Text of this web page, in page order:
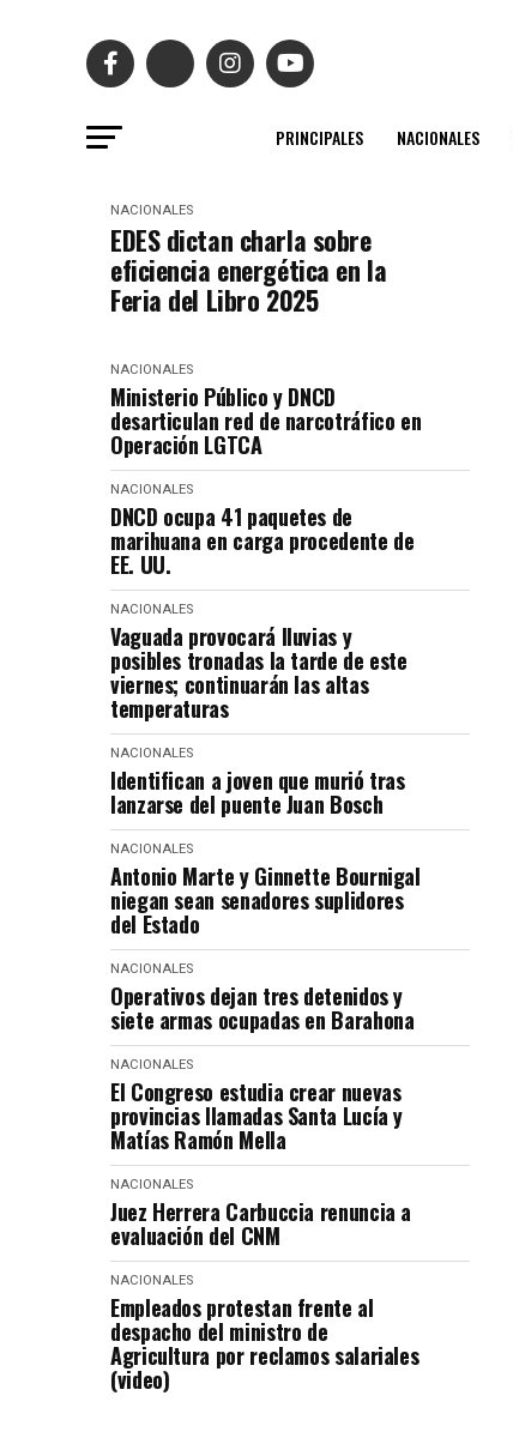
PRINCIPALES NACIONALES
NACIONALES
EDES dictan charla sobre
eficiencia energética en la
Feria del Libro 2025
NACIONALES
Ministerio Público y DNCD
desarticulan red de narcotráfico en
Operación LGTCA
NACIONALES
DNCD ocupa 41 paquetes de
marihuana en carga procedente de
EE. UU.
NACIONALES
Vaguada provocará lluvias y
posibles tronadas la tarde de este
viernes; continuarán las altas
temperaturas
NACIONALES
Identifican a joven que murió tras
lanzarse del puente Juan Bosch
NACIONALES
Antonio Marte y Ginnette Bournigal
niegan sean senadores suplidores
del Estado
NACIONALES
Operativos dejan tres detenidos y
siete armas ocupadas en Barahona
NACIONALES
El Congreso estudia crear nuevas
provincias llamadas Santa Lucía y
Matías Ramón Mella
NACIONALES
Juez Herrera Carbuccia renuncia a
evaluación del CNM
NACIONALES
Empleados protestan frente al
despacho del ministro de
Agricultura por reclamos salariales
(video)